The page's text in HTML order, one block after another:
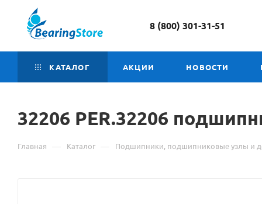
8 (800) 301-31-51
КАТАЛОГ АКЦИИ НОВОСТИ
32206 PER.32206
Главная — Каталог — Подшипники, подшипниковые узлы и